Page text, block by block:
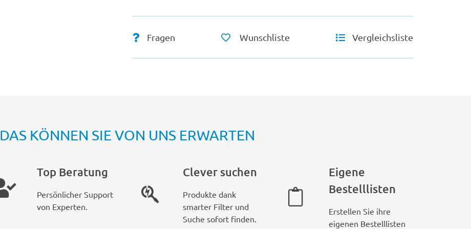
Fragen Wunschliste Vergleichsliste
DAS KÖNNEN SIE VON UNS ERWARTEN
Top Beratung
Persönlicher Support
von Experten.
Clever suchen
Produkte dank
smarter Filter und
Suche sofort finden.
Eigene
Bestelllisten
Erstellen Sie ihre
eigenen Bestelllisten